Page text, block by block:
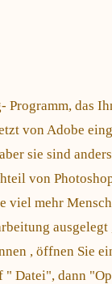
Programm, das
von Adobe
sie sind anders
von
viel mehr
ausgelegt
, öffnen Sie
" Datei", dann